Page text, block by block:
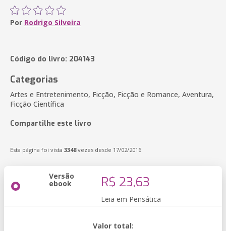
Por Rodrigo Silveira
Código do livro: 204143
Categorias
Artes e Entretenimento, Ficção, Ficção e Romance, Aventura,
Ficção Científica
Compartilhe este livro
Esta página foi vista 3348vezes desde 17/02/2016
Versão
ebook R$ 23,63
Leia em Pensática
Valor total: